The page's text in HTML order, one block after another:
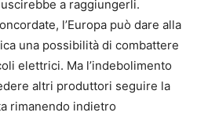
a raggiungerli.
l’Europa può dare alla
una possibilità di combattere
elettrici. Ma l’indebolimento
altri produttori seguire la
rimanendo indietro